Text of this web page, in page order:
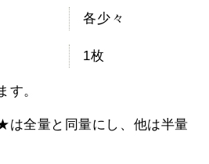
各少々
1枚
す。
は全量と同量にし、他は半量